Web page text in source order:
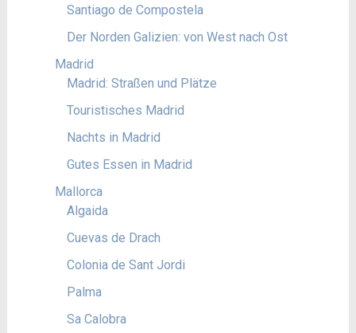
Santiago de Compostela
Der Norden Galizien: von West nach Ost
Madrid
Madrid: Straßen und Plätze
Touristisches Madrid
Nachts in Madrid
Gutes Essen in Madrid
Mallorca
Algaida
Cuevas de Drach
Colonia de Sant Jordi
Palma
Sa Calobra